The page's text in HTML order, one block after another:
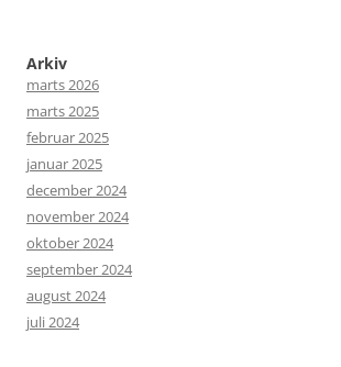
Arkiv
marts 2026
marts 2025
februar 2025
januar 2025
december 2024
november 2024
oktober 2024
september 2024
august 2024
juli 2024